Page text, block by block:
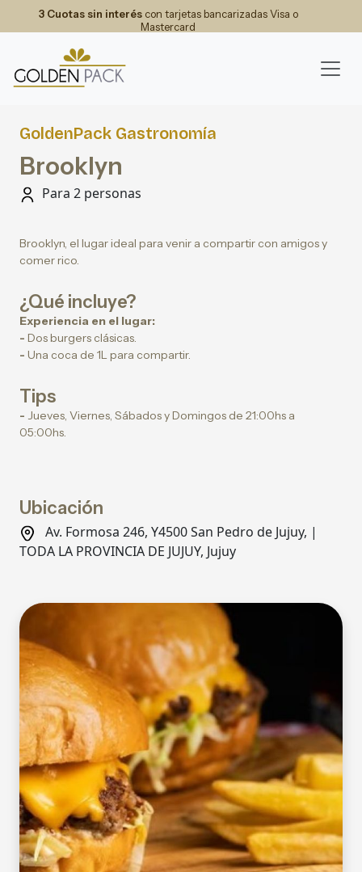
3 Cuotas sin interéscon tarjetas bancarizadas Visa o
Mastercard
GoldenPack Gastronomía
Brooklyn
Para 2 personas
Brooklyn, el lugar ideal para venir a compartir con amigos y
comer rico.
¿Qué incluye?
Experiencia en el lugar:
- Dos burgers clásicas.
- Una coca de 1L para compartir.
Tips
- Jueves, Viernes, Sábados y Domingos de 21:00hs a
05:00hs.
Ubicación
Av. Formosa 246, Y4500 San Pedro de Jujuy, |
TODA LA PROVINCIA DE JUJUY, Jujuy